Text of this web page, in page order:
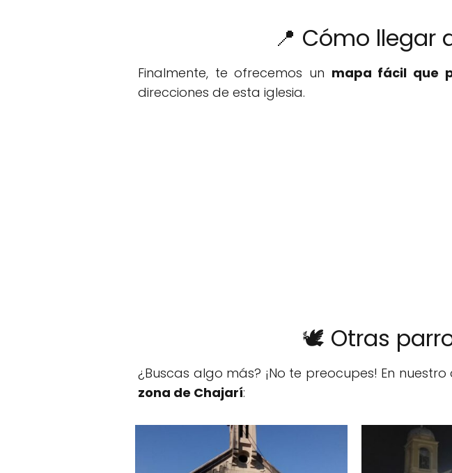
📍 Cómo llegar
Finalmente, te ofrecemos un mapa fácil que
direcciones de esta iglesia.
🕊️ Otras
¿Buscas algo más? ¡No te preocupes! En
zona de Chajarí: